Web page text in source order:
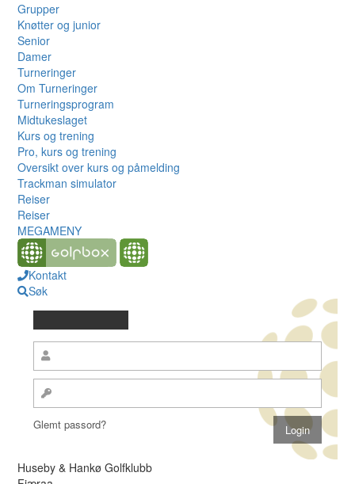
Grupper
Knøtter og junior
Senior
Damer
Turneringer
Om Turneringer
Turneringsprogram
Midtukeslaget
Kurs og trening
Pro, kurs og trening
Oversikt over kurs og påmelding
Trackman simulator
Reiser
Reiser
MEGAMENY
Kontakt
Søk
Glemt passord?
Huseby & Hankø Golfklubb